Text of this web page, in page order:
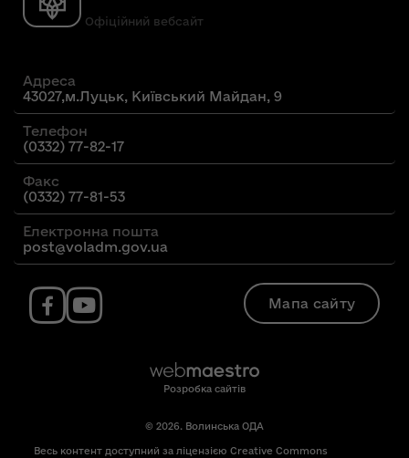
Офіційний вебсайт
Адреса
43027,м.Луцьк, Київський Майдан, 9
Телефон
(0332) 77-82-17
Факс
(0332) 77-81-53
Електронна пошта
post@voladm.gov.ua
Мапа сайту
Розробка сайтів
© 2026. Волинська ОДА
Весь контент доступний за ліцензією Creative Commons